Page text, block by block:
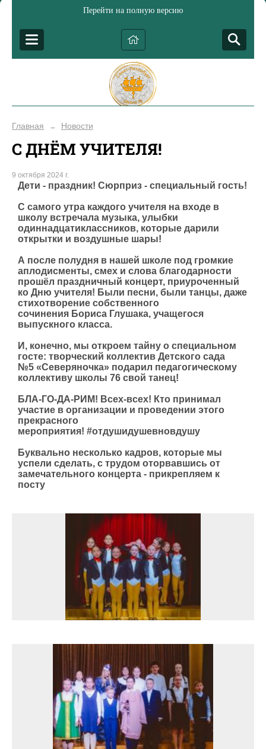
Перейти на полную версию
Главная → Новости
С ДНЁМ УЧИТЕЛЯ!
9 октября 2024 г.
Дети - праздник! Сюрприз - специальный гость!
С самого утра каждого учителя на входе в
школу встречала музыка, улыбки
одиннадцатиклассников, которые дарили
открытки и воздушные шары!
А после полудня в нашей школе под громкие
аплодисменты, смех и слова благодарности
прошёл праздничный концерт, приуроченный
ко Дню учителя! Были песни, были танцы, даже
стихотворение собственного
сочинения Бориса Глушака, учащегося
выпускного класса.
И, конечно, мы откроем тайну о специальном
госте: творческий коллектив Детского сада
№5 «Северяночка» подарил педагогическому
коллективу школы 76 свой танец!
БЛА-ГО-ДА-РИМ! Всех-всех! Кто принимал
участие в организации и проведении этого
прекрасного
мероприятия! #отдушидушевновдушу
Буквально несколько кадров, которые мы
успели сделать, с трудом оторвавшись от
замечательного концерта - прикрепляем к
посту